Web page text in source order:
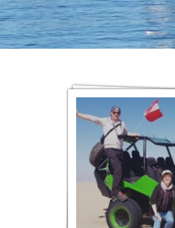
Pages